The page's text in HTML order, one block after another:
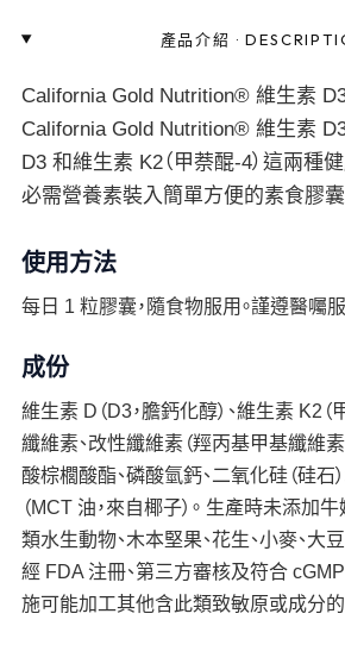
產品介紹 ·
California Gold Nutrition® 維生素
California Gold Nutrition® 維生素
D3 和維生素 K2（甲萘醌-4）這兩種
必需營養素裝入簡單方便的素食膠囊
使用方法
每日 1 粒膠囊，隨食物服用。謹遵醫囑服
成份
維生素 D（D3，膽鈣化醇）、維生素 K2（
纖維素、改性纖維素（羥丙基甲基纖維素
酸棕櫚酸酯、磷酸氫鈣、二氧化硅（硅石
（MCT 油，來自椰子）。 生產時未添加牛
類水生動物、木本堅果、花生、小麥、大
經 FDA 注冊、第三方審核及符合
施可能加工其他含此類致敏原或成分的